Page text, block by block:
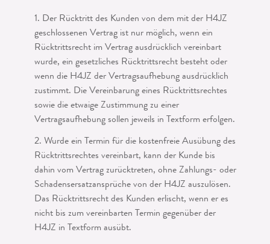
1. Der Rücktritt des Kunden von dem mit der H4JZ
geschlossenen Vertrag ist nur möglich, wenn ein
Rücktrittsrecht im Vertrag ausdrücklich vereinbart
wurde, ein gesetzliches Rücktrittsrecht besteht oder
wenn die H4JZ der Vertragsaufhebung ausdrücklich
zustimmt. Die Vereinbarung eines Rücktrittsrechtes
sowie die etwaige Zustimmung zu einer
Vertragsaufhebung sollen jeweils in Textform erfolgen.
2. Wurde ein Termin für die kostenfreie Ausübung des
Rücktrittsrechtes vereinbart, kann der Kunde bis
dahin vom Vertrag zurücktreten, ohne Zahlungs- oder
Schadens­ersatzansprüche von der H4JZ auszulösen.
Das Rücktrittsrecht des Kunden erlischt, wenn er es
nicht bis zum vereinbarten Termin gegenüber der
H4JZ in Textform ausübt.